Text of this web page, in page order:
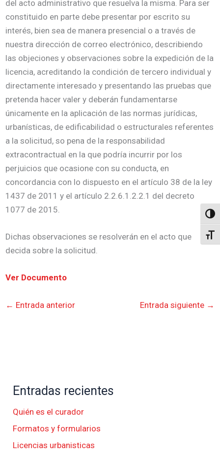
del acto administrativo que resuelva la misma. Para ser
constituido en parte debe presentar por escrito su
interés, bien sea de manera presencial o a través de
nuestra dirección de correo electrónico, describiendo
las objeciones y observaciones sobre la expedición de la
licencia, acreditando la condición de tercero individual y
directamente interesado y presentando las pruebas que
pretenda hacer valer y deberán fundamentarse
únicamente en la aplicación de las normas jurídicas,
urbanísticas, de edificabilidad o estructurales referentes
a la solicitud, so pena de la responsabilidad
extracontractual en la que podría incurrir por los
perjuicios que ocasione con su conducta, en
concordancia con lo dispuesto en el artículo 38 de la ley
1437 de 2011 y el artículo 2.2.6.1.2.2.1 del decreto
1077 de 2015.
Dichas observaciones se resolverán en el acto que
decida sobre la solicitud.
Ver Documento
← Entrada anterior Entrada siguiente →
Entradas recientes
Quién es el curador
Formatos y formularios
Licencias urbanisticas